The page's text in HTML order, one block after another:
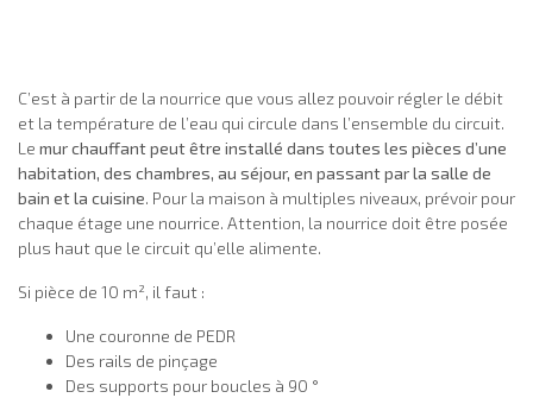
C’est à partir de la nourrice que vous allez pouvoir régler le débit
et la température de l’eau qui circule dans l’ensemble du circuit.
Le mur chauffant peut être installé dans toutes les pièces d’une
habitation, des chambres, au séjour, en passant par la salle de
bain et la cuisine. Pour la maison à multiples niveaux, prévoir pour
chaque étage une nourrice. Attention, la nourrice doit être posée
plus haut que le circuit qu’elle alimente.
Si pièce de 10 m², il faut :
Une couronne de PEDR
Des rails de pinçage
Des supports pour boucles à 90 °